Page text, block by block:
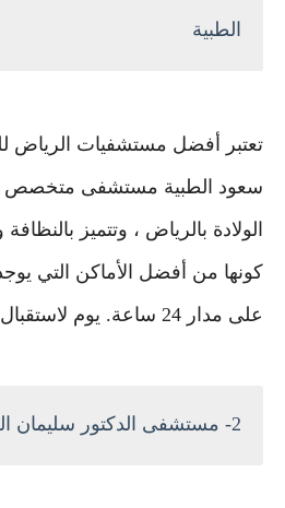
الطبية
تعتبر أفضل مستشفيات الرياض
سعود الطبية مستشفى متخصص
الولادة بالرياض ، وتتميز
كونها من أفضل الأماكن التي
على مدار 24 ساعة. يوم لاستقبال حالات الولادة بالرياض.
2- مستشفى الدكتور سليمان الحبيب بالرياض